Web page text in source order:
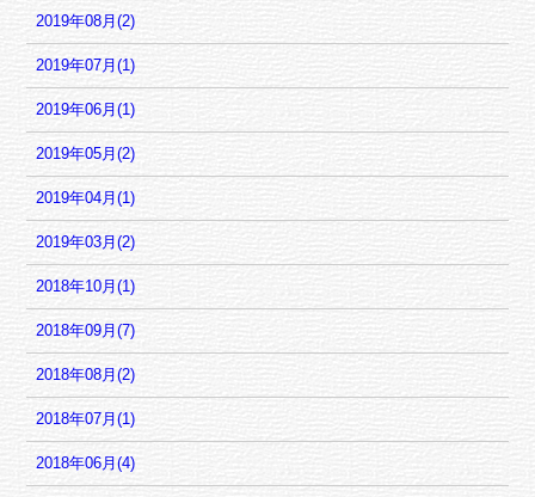
2019年08月(2)
2019年07月(1)
2019年06月(1)
2019年05月(2)
2019年04月(1)
2019年03月(2)
2018年10月(1)
2018年09月(7)
2018年08月(2)
2018年07月(1)
2018年06月(4)